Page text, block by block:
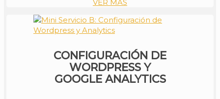
VER MÁS
CONFIGURACIÓN DE
WORDPRESS Y
GOOGLE ANALYTICS